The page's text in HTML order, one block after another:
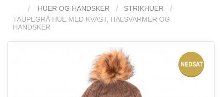
HUER OG HANDSKER
STRIKHUER
TAUPEGRÅ HUE MED KVAST, HALSVARMER OG
HANDSKER
NEDSAT